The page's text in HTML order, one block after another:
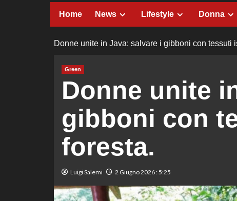
Home News Lifestyle Donna
Donne unite in Java: salvare i gibboni con tessuti
Green
Donne unite
gibboni con
foresta.
Luigi Salemi 2 Giugno 2026 : 5:25